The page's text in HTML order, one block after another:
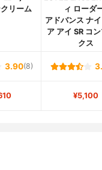
リーム
ィ ローダ
アドバンス ナ
ア アイ SR コ
クス
3.90(8)
¥5,100